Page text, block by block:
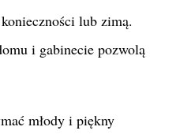
lub zimą.
i gabinecie pozwolą
młody i piękny